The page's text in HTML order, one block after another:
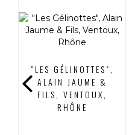
"LES GÉLINOTTES",
ALAIN JAUME &
FILS, VENTOUX,
RHÔNE